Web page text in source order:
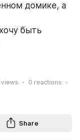
домике, а
быть
views 0 reactions
Share